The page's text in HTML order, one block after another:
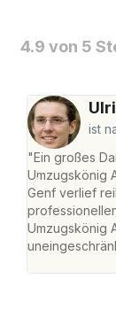
4.9 von 5
ist
"Ein großes
Umzugskönig
Genf verlief
Umzugskönig